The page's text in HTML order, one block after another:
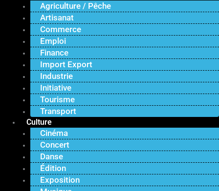
Agriculture / Pêche
Artisanat
Commerce
Emploi
Finance
Import Export
Industrie
Initiative
Tourisme
Transport
Culture
Cinéma
Concert
Danse
Édition
Exposition